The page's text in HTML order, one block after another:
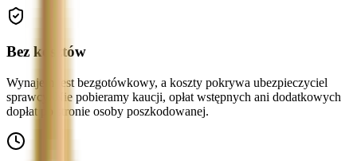
Bez kosztów
Wynajem jest bezgotówkowy, a koszty pokrywa ubezpieczyciel
sprawcy. Nie pobieramy kaucji, opłat wstępnych ani dodatkowych
dopłat po stronie osoby poszkodowanej.